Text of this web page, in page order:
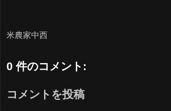
米農家中西
0 件のコメント:
コメントを投稿